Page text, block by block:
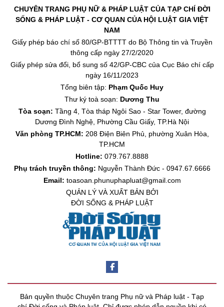
CHUYÊN TRANG PHỤ NỮ & PHÁP LUẬT CỦA TẠP CHÍ ĐỜI
SỐNG & PHÁP LUẬT - CƠ QUAN CỦA HỘI LUẬT GIA VIỆT
NAM
Giấy phép báo chí số 80/GP-BTTTT do Bộ Thông tin và Truyền
thông cấp ngày 27/2/2020
Giấy phép sửa đổi, bổ sung số 42/GP-CBC của Cục Báo chí cấp
ngày 16/11/2023
Tổng biên tập: Phạm Quốc Huy
Thư ký toà soạn: Dương Thu
Tòa soạn: Tầng 4, Tòa tháp Ngôi Sao - Star Tower, đường
Dương Đình Nghệ, Phường Cầu Giấy, TP.Hà Nội
Văn phòng TP.HCM: 208 Điện Biên Phủ, phường Xuân Hòa,
TP.HCM
Hotline: 079.767.8888
Phụ trách truyền thông: Nguyễn Thành Đức - 0947.67.6666
Email: toasoan.phunuphapluat@gmail.com
QUẢN LÝ VÀ XUẤT BẢN BỞI
ĐỜI SỐNG & PHÁP LUẬT
Bản quyền thuộc Chuyên trang Phụ nữ và Pháp luật - Tạp